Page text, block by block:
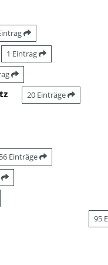
1 Eintrag
20 Einträge
Einträge
95